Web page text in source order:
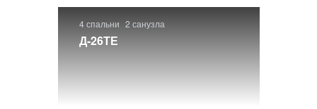
4 спальни 2 санузла
Д-26ТЕ